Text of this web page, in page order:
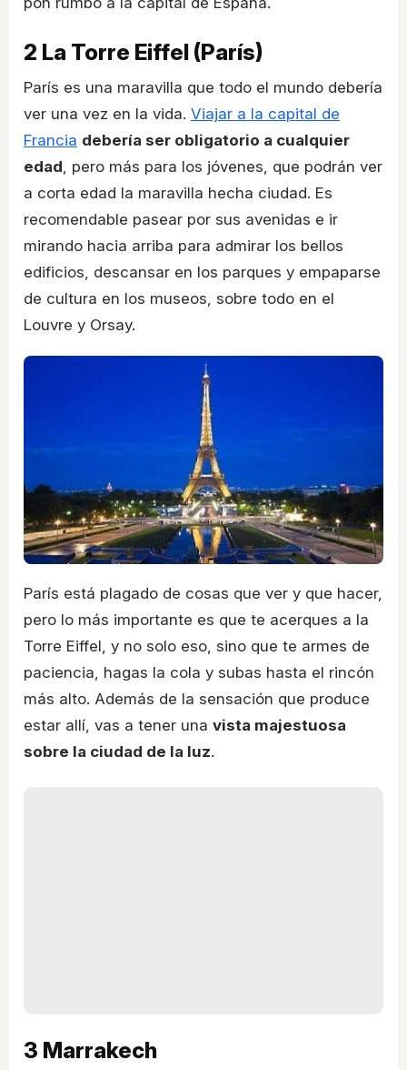
2 La Torre Eiffel (París)
París es una maravilla que todo el mundo debería
ver una vez en la vida. Viajar a la capital de
Francia debería ser obligatorio a cualquier
edad, pero más para los jóvenes, que podrán ver
a corta edad la maravilla hecha ciudad. Es
recomendable pasear por sus avenidas e ir
mirando hacia arriba para admirar los bellos
edificios, descansar en los parques y empaparse
de cultura en los museos, sobre todo en el
Louvre y Orsay.
París está plagado de cosas que ver y que hacer,
pero lo más importante es que te acerques a la
Torre Eiffel, y no solo eso, sino que te armes de
paciencia, hagas la cola y subas hasta el rincón
más alto. Además de la sensación que produce
estar allí, vas a tener una vista majestuosa
sobre la ciudad de la luz.
3 Marrakech